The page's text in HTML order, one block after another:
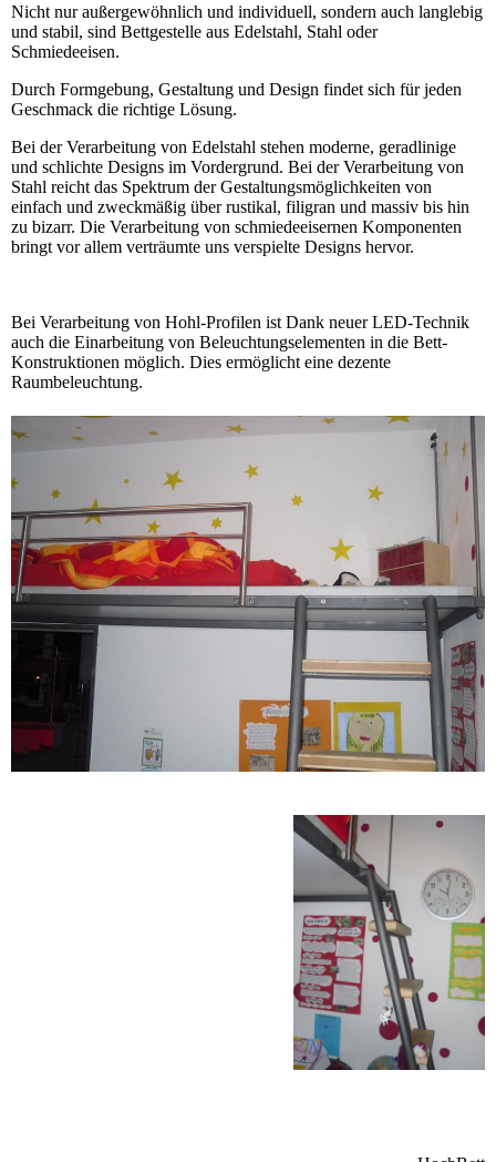
Nicht nur außergewöhnlich und individuell, sondern auch langlebig
und stabil, sind Bettgestelle aus Edelstahl, Stahl oder
Schmiedeeisen.
Durch Formgebung, Gestaltung und Design findet sich für jeden
Geschmack die richtige Lösung.
Bei der Verarbeitung von Edelstahl stehen moderne, geradlinige
und schlichte Designs im Vordergrund. Bei der Verarbeitung von
Stahl reicht das Spektrum der Gestaltungsmöglichkeiten von
einfach und zweckmäßig über rustikal, filigran und massiv bis hin
zu bizarr. Die Verarbeitung von schmiedeeisernen Komponenten
bringt vor allem verträumte uns verspielte Designs hervor.
Bei Verarbeitung von Hohl-Profilen ist Dank neuer LED-Technik
auch die Einarbeitung von Beleuchtungselementen in die Bett-
Konstruktionen möglich. Dies ermöglicht eine dezente
Raumbeleuchtung.